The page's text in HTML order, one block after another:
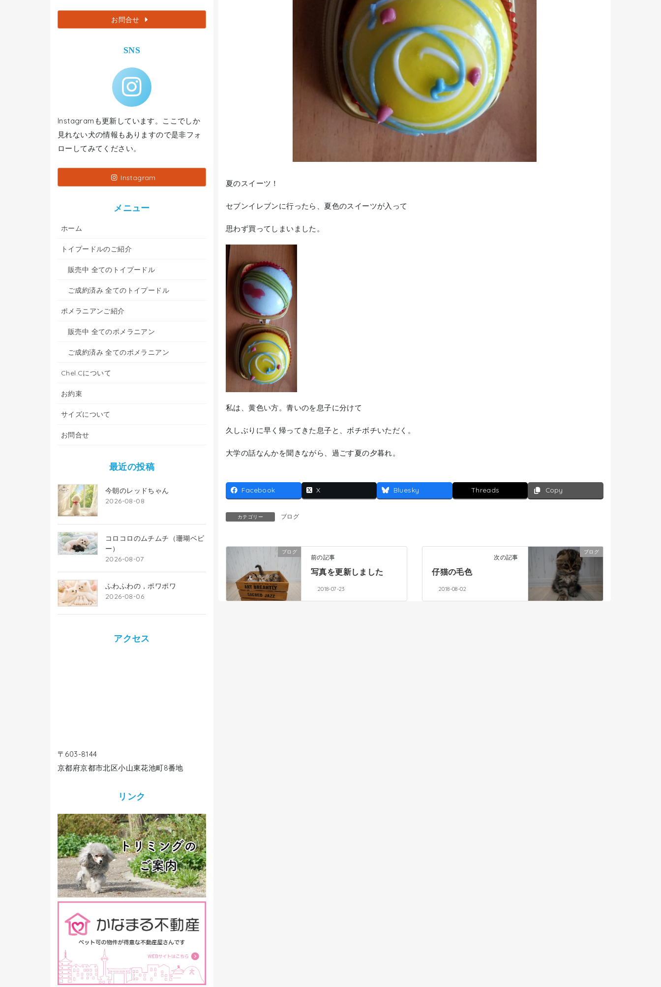
夏のスイーツ！
セブンイレブンに行ったら、夏色のスイーツが入って
思わず買ってしまいました。
私は、黄色い方。青いのを息子に分けて
久しぶりに早く帰ってきた息子と、ボチボチいただく。
大学の話なんかを聞きながら、過ごす夏の夕暮れ。
Facebook X Bluesky Threads Copy
カテゴリー ブログ
ブログ
前の記事
写真を更新しました
2018-07-23
ブログ
次の記事
仔猫の毛色
2018-08-02
お問合せ
SNS
Instagramも更新しています。ここでしか
見れない犬の情報もありますので是非フォ
ローしてみてください。
Instagram
メニュー
ホーム
トイプードルのご紹介
販売中 全てのトイプードル
ご成約済み 全てのトイプードル
ポメラニアンご紹介
販売中 全てのポメラニアン
ご成約済み 全てのポメラニアン
Chel.Cについて
お約束
サイズについて
お問合せ
最近の投稿
今朝のレッドちゃん
2026-08-08
コロコロのムチムチ（珊瑚ベビ
ー）
2026-08-07
ふわふわの，ポワポワ
2026-08-06
アクセス
〒603-8144
京都府京都市北区小山東花池町8番地
リンク